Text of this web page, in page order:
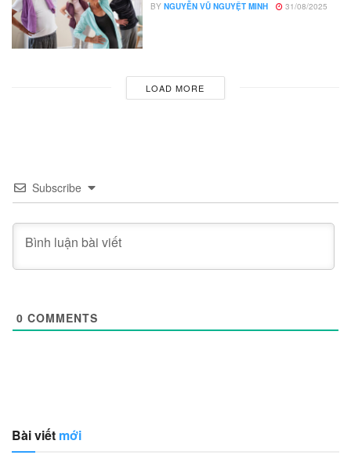
BY NGUYỄN VŨ NGUYỆT MINH 31/08/2025
LOAD MORE
Subscribe
0 COMMENTS
Bài viết mới